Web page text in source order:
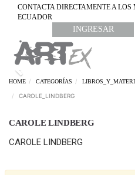
CONTACTA DIRECTAMENTE A LOS
ECUADOR
INGRESAR
Previous
HOME CATEGORÍAS
CAROLE_LINDBERG
CAROLE LINDBERG
CAROLE LINDBERG